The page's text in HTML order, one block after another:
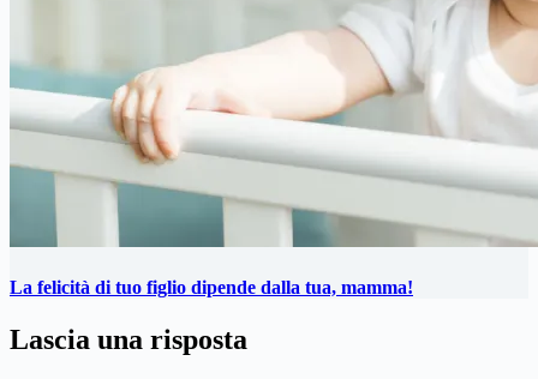
La felicità di tuo figlio dipende dalla tua, mamma!
Lascia una risposta